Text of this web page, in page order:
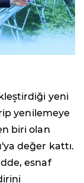
yeni
yenilemeye
biri olan
değer kattı.
esnaf